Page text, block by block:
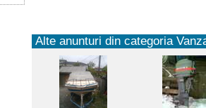
Alte anunturi din categoria